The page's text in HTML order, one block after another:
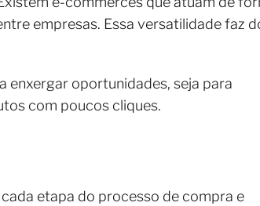
empresas. Essa versatilidade faz
enxergar oportunidades, seja para
com poucos cliques.
etapa do processo de compra e